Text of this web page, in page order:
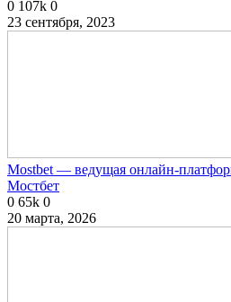
0 107k 0
23 сентября, 2023
Mostbet — ведущая онлайн-
Мостбет
0 65k 0
20 марта, 2026